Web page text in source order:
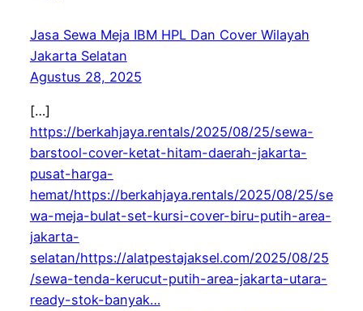
Jasa Sewa Meja IBM HPL Dan Cover Wilayah
Jakarta Selatan
Agustus 28, 2025
[…]
https://berkahjaya.rentals/2025/08/25/sewa-
barstool-cover-ketat-hitam-daerah-jakarta-
pusat-harga-
hemat/https://berkahjaya.rentals/2025/08/25/se
wa-meja-bulat-set-kursi-cover-biru-putih-area-
jakarta-
selatan/https://alatpestajaksel.com/2025/08/25
/sewa-tenda-kerucut-putih-area-jakarta-utara-
ready-stok-banyak…